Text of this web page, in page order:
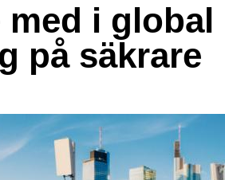
med i global
på säkrare